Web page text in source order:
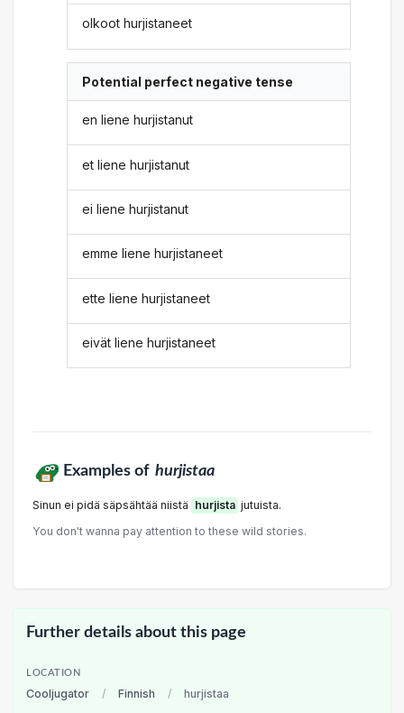
olkoot hurjistaneet
Potential perfect negative tense
en liene hurjistanut
et liene hurjistanut
ei liene hurjistanut
emme liene hurjistaneet
ette liene hurjistaneet
eivät liene hurjistaneet
Examples of hurjistaa
Sinun ei pidä säpsähtää niistä hurjista jutuista.
You don't wanna pay attention to these wild stories.
Further details about this page
LOCATION
Cooljugator / Finnish / hurjistaa